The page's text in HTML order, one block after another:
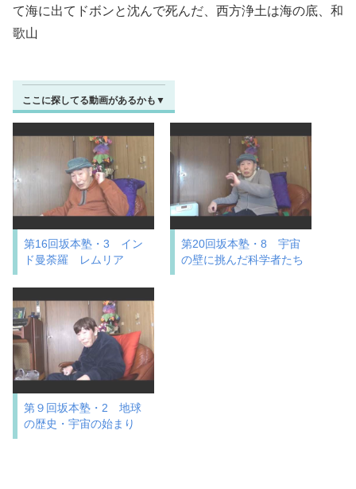
て海に出てドボンと沈んで死んだ、西方浄土は海の底、和
歌山
ここに探してる動画があるかも▼
第16回坂本塾・3 イン
ド曼荼羅 レムリア
第20回坂本塾・8 宇宙
の壁に挑んだ科学者たち
第９回坂本塾・2 地球
の歴史・宇宙の始まり